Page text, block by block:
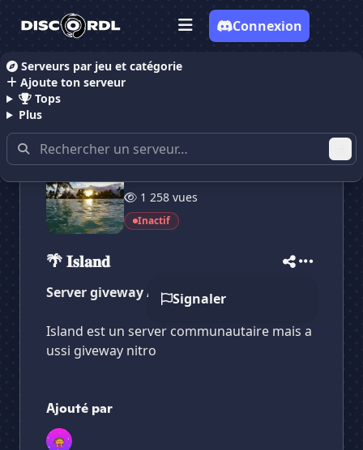
Serveurs par jeu et catégorie
Ajoute ton serveur
Tops
Plus
Connexion
Accueil Serveurs Discord Giveaways
1 258 vues
Inactif
🌴 𝐈𝐬𝐥𝐚𝐧𝐝
Signaler
Server giveway / communautaire
Island est un server communautaire mais a
ussi giveway nitro
Ajouté par
Vote pour🌴 𝐈𝐬𝐥𝐚𝐧𝐝
🌴 𝐈𝐬𝐥𝐚𝐧𝐝
Es-tu sûr de vouloir supprimer ton avis de ce
🌴 𝐈𝐬𝐥𝐚𝐧𝐝